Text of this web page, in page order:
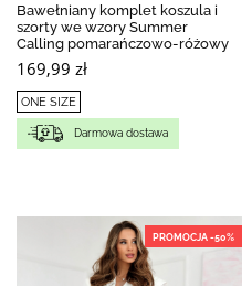
Bawełniany komplet koszula i
szorty we wzory Summer
Calling pomarańczowo-różowy
169,99 zł
ONE SIZE
Darmowa dostawa
PROMOCJA -50%